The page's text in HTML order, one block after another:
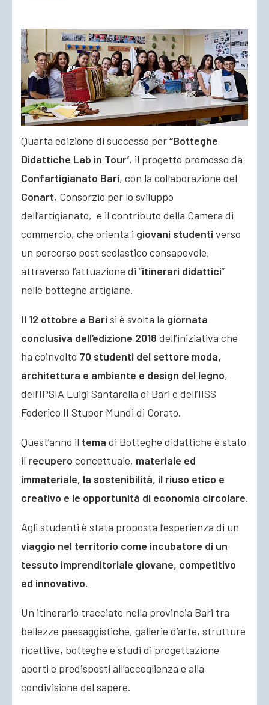
Quarta edizione di successo per“Botteghe
Didattiche Lab in Tour’, il progetto promosso da
Confartigianato Bari, con la collaborazione del
Conart, Consorzio per lo sviluppo
dell’artigianato, e il contributo della Camera di
commercio, che orienta i giovani studenti verso
un percorso post scolastico consapevole,
attraverso l’attuazione di “itinerari didattici”
nelle botteghe artigiane.
Il 12 ottobre a Bari si è svolta la giornata
conclusiva dell’edizione 2018 dell’iniziativa che
ha coinvolto 70 studenti del settore moda,
architettura e ambiente e design del legno,
dell’IPSIA Luigi Santarella di Bari e dell’IISS
Federico II Stupor Mundi di Corato.
Quest’anno il tema di Botteghe didattiche è stato
il recupero concettuale, materiale ed
immateriale, la sostenibilità, il riuso etico e
creativo e le opportunità di economia circolare.
Agli studenti è stata proposta l’esperienza di un
viaggio nel territorio come incubatore di un
tessuto imprenditoriale giovane, competitivo
ed innovativo.
Un itinerario tracciato nella provincia Bari tra
bellezze paesaggistiche, gallerie d’arte, strutture
ricettive, botteghe e studi di progettazione
aperti e predisposti all’accoglienza e alla
condivisione del sapere.